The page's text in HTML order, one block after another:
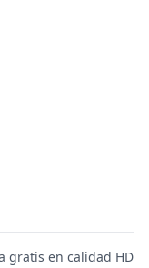
gratis en calidad HD